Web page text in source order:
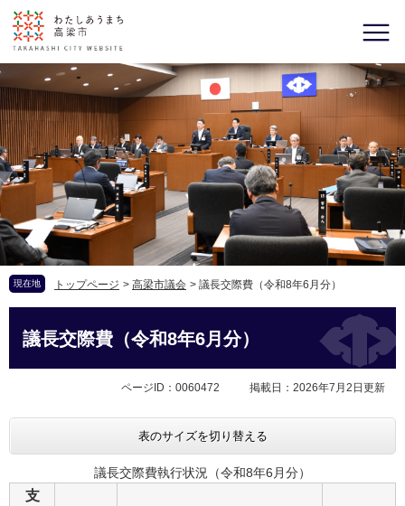
現在地 トップページ > 高梁市議会 > 議長交際費（令和8年6月分）
議長交際費（令和8年6月分）
ページID：0060472 掲載日：2026年7月2日更新
表のサイズを切り替える
議長交際費執行状況（令和8年6月分）
支